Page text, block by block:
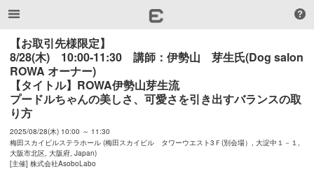
【お取引先様限定】
8/28(木)　10:00-11:30　講師：伊勢山　芽生氏(Dog salon
ROWA オーナー)
【タイトル】ROWA伊勢山芽生流
プードルちゃんの美しさ、可愛さを引き出すバランスの取
り方
2025/08/28(木) 10:00 ～ 11:30
梅田スカイビルステラホール (梅田スカイビル タワーウエスト3Ｆ(別会場）, 大淀中１－１,
大阪市北区, 大阪府, Japan)
[主催] 株式会社AsoboLabo